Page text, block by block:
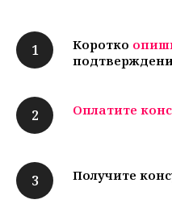
Коротко
Оплатите
Получите